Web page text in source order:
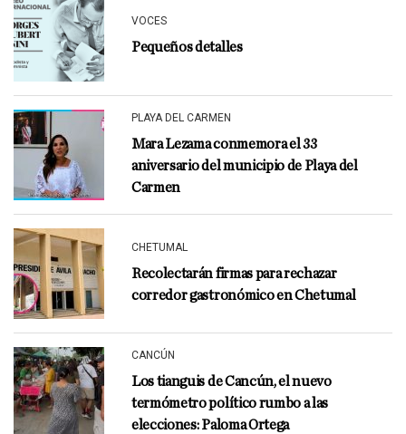
VOCES
Pequeños detalles
PLAYA DEL CARMEN
Mara Lezama conmemora el 33
aniversario del municipio de Playa del
Carmen
CHETUMAL
Recolectarán firmas para rechazar
corredor gastronómico en Chetumal
CANCÚN
Los tianguis de Cancún, el nuevo
termómetro político rumbo a las
elecciones: Paloma Ortega